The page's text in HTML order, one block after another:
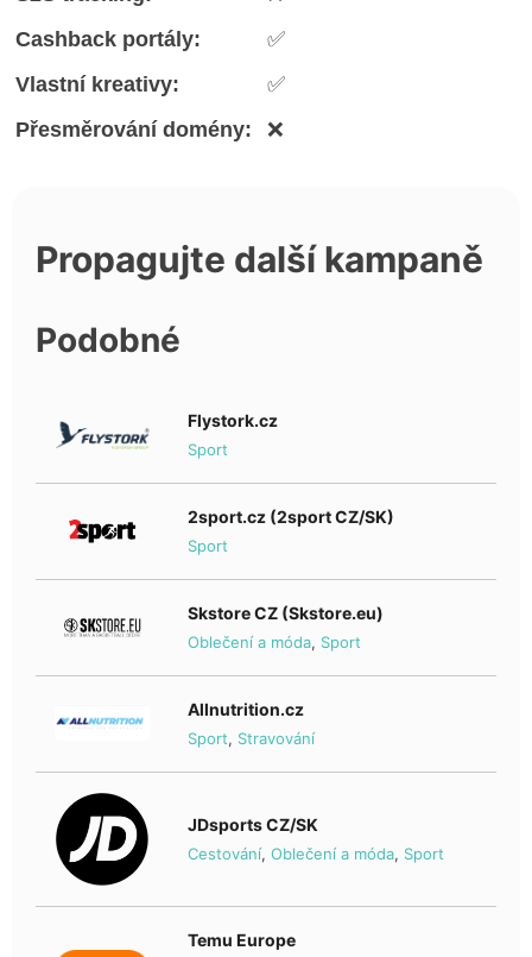
Cashback portály:
✅
Vlastní kreativy:
✅
Přesměrování domény:
❌
Propagujte další kampaně
Podobné
Flystork.cz
Sport
2sport.cz (2sport CZ/SK)
Sport
Skstore CZ (Skstore.eu)
Oblečení a móda, Sport
Allnutrition.cz
Sport, Stravování
JDsports CZ/SK
Cestování, Oblečení a móda, Sport
Temu Europe